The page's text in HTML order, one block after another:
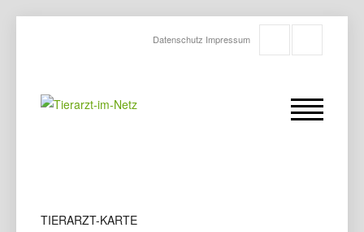
Datenschutz Impressum
TIERARZT-KARTE